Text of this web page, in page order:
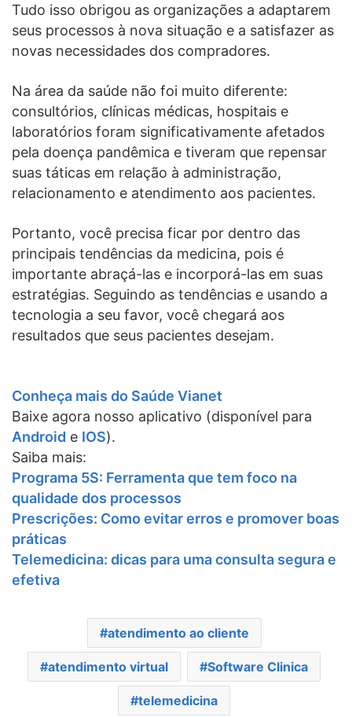
Tudo isso obrigou as organizações a adaptarem
seus processos à nova situação e a satisfazer as
novas necessidades dos compradores.
Na área da saúde não foi muito diferente:
consultórios, clínicas médicas, hospitais e
laboratórios foram significativamente afetados
pela doença pandêmica e tiveram que repensar
suas táticas em relação à administração,
relacionamento e atendimento aos pacientes.
Portanto, você precisa ficar por dentro das
principais tendências da medicina, pois é
importante abraçá-las e incorporá-las em suas
estratégias. Seguindo as tendências e usando a
tecnologia a seu favor, você chegará aos
resultados que seus pacientes desejam.
Conheça mais do Saúde Vianet
Baixe agora nosso aplicativo (disponível para
Android e IOS).
Saiba mais:
Programa 5S: Ferramenta que tem foco na
qualidade dos processos
Prescrições: Como evitar erros e promover boas
práticas
Telemedicina: dicas para uma consulta segura e
efetiva
atendimento ao cliente
atendimento virtual Software Clinica
telemedicina